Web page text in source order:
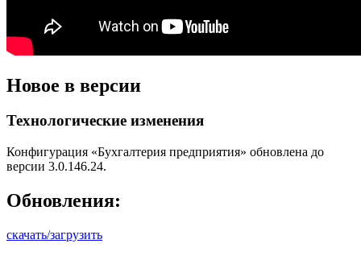
Новое в версии
Технологические изменения
Конфигурация «Бухгалтерия предприятия» обновлена до
версии 3.0.146.24.
Обновления:
скачать/загрузить